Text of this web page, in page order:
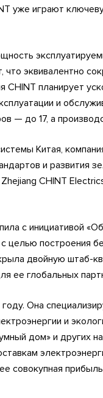
уже играют
что эквивалентно
CHINT планирует
и
— до 17, а
Китая,
и развития
CHINT
с инициативой
целью построения
двойную штаб-
ее глобальных
Она
и
дом» и других
совокупная